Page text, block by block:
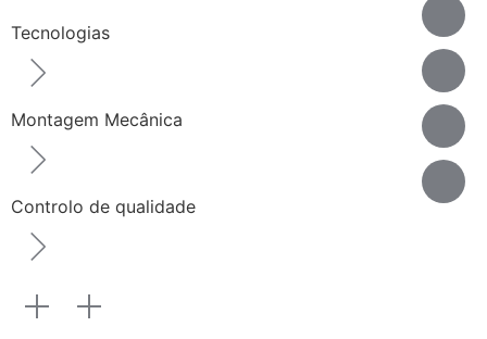
Tecnologias
Montagem Mecânica
Controlo de qualidade